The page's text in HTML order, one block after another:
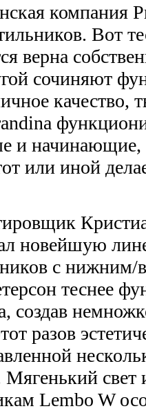
компания
Вот
верна
сочиняют
качество,
и начинающие,
или иной
новейшую
с
теснее
создав
разов
свет
Lembo W